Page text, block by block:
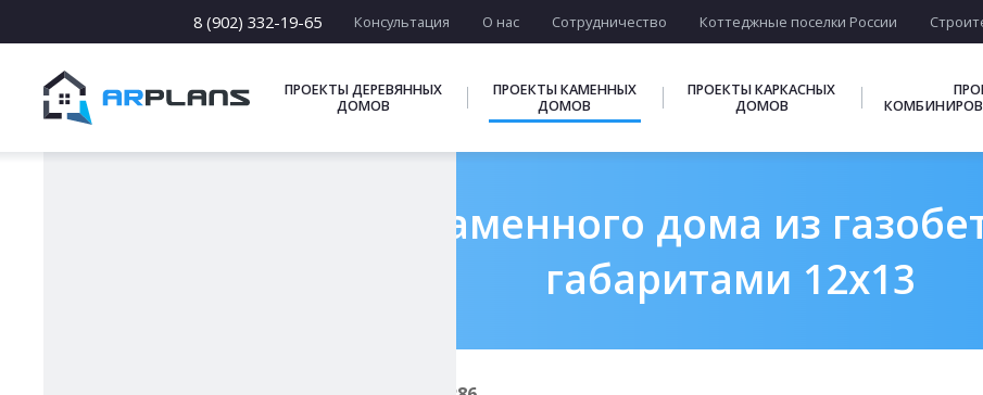
8 (902) 332-19-65 Консультация О нас Сотрудничество Коттеджные поселки России
ПРОЕКТЫ ДЕРЕВЯННЫХ
ДОМОВ
ПРОЕКТЫ КАМЕННЫХ
ДОМОВ
ПРОЕКТЫ КАРКАСНЫХ
ДОМОВ
Готовый проект каменного дома из
габаритами 12х13
17 х [17-22]
ПОДБОРКИ